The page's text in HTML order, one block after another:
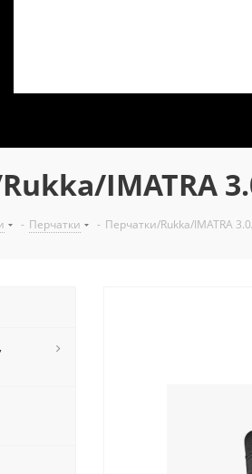
IMATRA
- Перчатки - Перчатки/Rukka/IMATRA